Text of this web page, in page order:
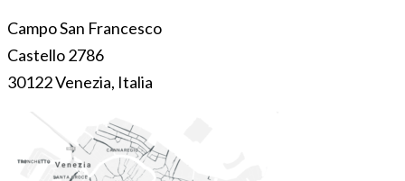
Campo San Francesco
Castello 2786
30122 Venezia, Italia